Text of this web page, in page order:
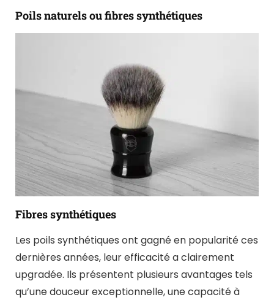
Poils naturels ou fibres synthétiques
Fibres synthétiques
Les poils synthétiques ont gagné en popularité ces
dernières années, leur efficacité a clairement
upgradée. Ils présentent plusieurs avantages tels
qu’une douceur exceptionnelle, une capacité à